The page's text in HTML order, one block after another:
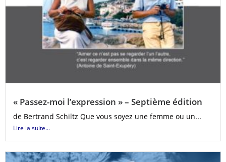
« Passez-moi l’expression » – Septième édition
de Bertrand Schiltz Que vous soyez une femme ou un...
Lire la suite...